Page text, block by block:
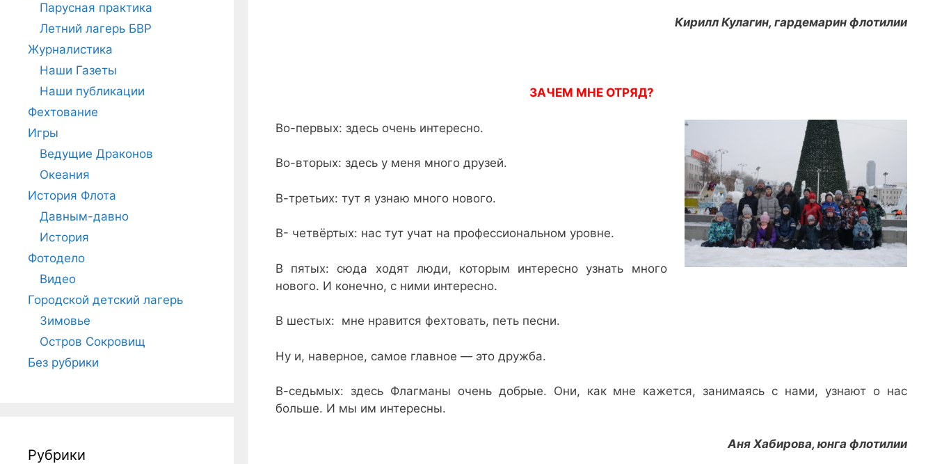
Кирилл Кулагин, гардемарин флотилии
ЗАЧЕМ МНЕ ОТРЯД?
Во-первых: здесь очень интересно.
Во-вторых: здесь у меня много друзей.
В-третьих: тут я узнаю много нового.
В- четвёртых: нас тут учат на профессиональном уровне.
В пятых: сюда ходят люди, которым интересно узнать много
нового. И конечно, с ними интересно.
В шестых: мне нравится фехтовать, петь песни.
Ну и, наверное, самое главное — это дружба.
В-седьмых: здесь Флагманы очень добрые. Они, как мне кажется, занимаясь с нами, узнают о нас
больше. И мы им интересны.
Аня Хабирова, юнга флотилии
Парусная практика
Летний лагерь БВР
Журналистика
Наши Газеты
Наши публикации
Фехтование
Игры
Ведущие Драконов
Океания
История Флота
Давным-давно
История
Фотодело
Видео
Городской детский лагерь
Зимовье
Остров Сокровищ
Без рубрики
Рубрики